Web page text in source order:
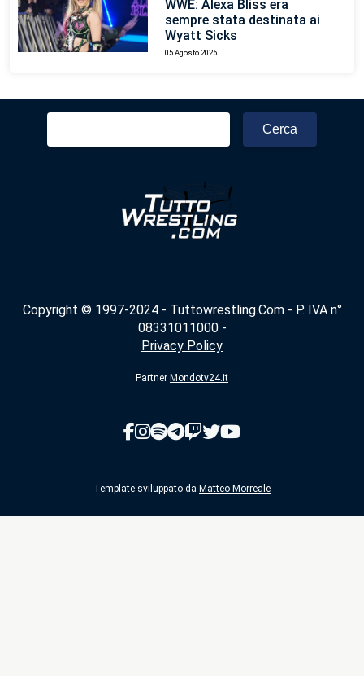
WWE: Alexa Bliss era
sempre stata destinata ai
Wyatt Sicks
05 Agosto 2026
Ricerca
Copyright © 1997-2024 - Tuttowrestling.Com - P. IVA n°
08331011000 -
Privacy Policy
Partner Mondotv24.it
Template sviluppato da Matteo Morreale